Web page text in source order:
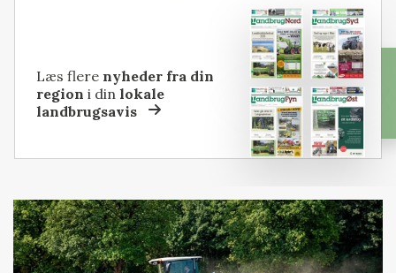
Læs flere nyheder fra din
region i dinlokale
landbrugsavis